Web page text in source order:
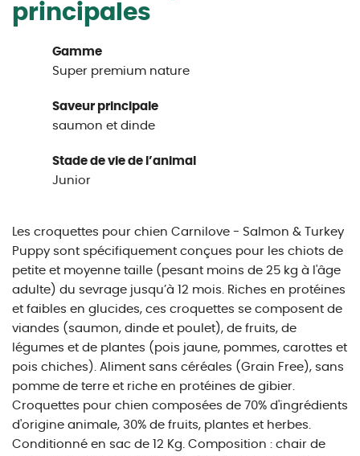
principales
Gamme
Super premium nature
Saveur principale
saumon et dinde
Stade de vie de l’animal
Junior
Les croquettes pour chien Carnilove - Salmon & Turkey
Puppy sont spécifiquement conçues pour les chiots de
petite et moyenne taille (pesant moins de 25 kg à l'âge
adulte) du sevrage jusqu’à 12 mois. Riches en protéines
et faibles en glucides, ces croquettes se composent de
viandes (saumon, dinde et poulet), de fruits, de
légumes et de plantes (pois jaune, pommes, carottes et
pois chiches). Aliment sans céréales (Grain Free), sans
pomme de terre et riche en protéines de gibier.
Croquettes pour chien composées de 70% d'ingrédients
d'origine animale, 30% de fruits, plantes et herbes.
Conditionné en sac de 12 Kg. Composition : chair de